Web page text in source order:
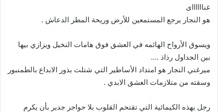
غنااااااى
هو النجار يرجع المستمعين للأرض وريحة المطر الدعاش .
ويسوق الأرواح الهائمه في العشق فوق هامات النخيل ويزازي بيها
بين الجداول رذاذ ….
ميرغني النجار هو امتداد الأساطير التي شتلت بذور الابداع بالطمنبور
وسقته من متلازمات العشق الابدي .
رجل بهذه الكيمائية التي تقتحم القلوب بلا حواجز جدير بأن يكرم